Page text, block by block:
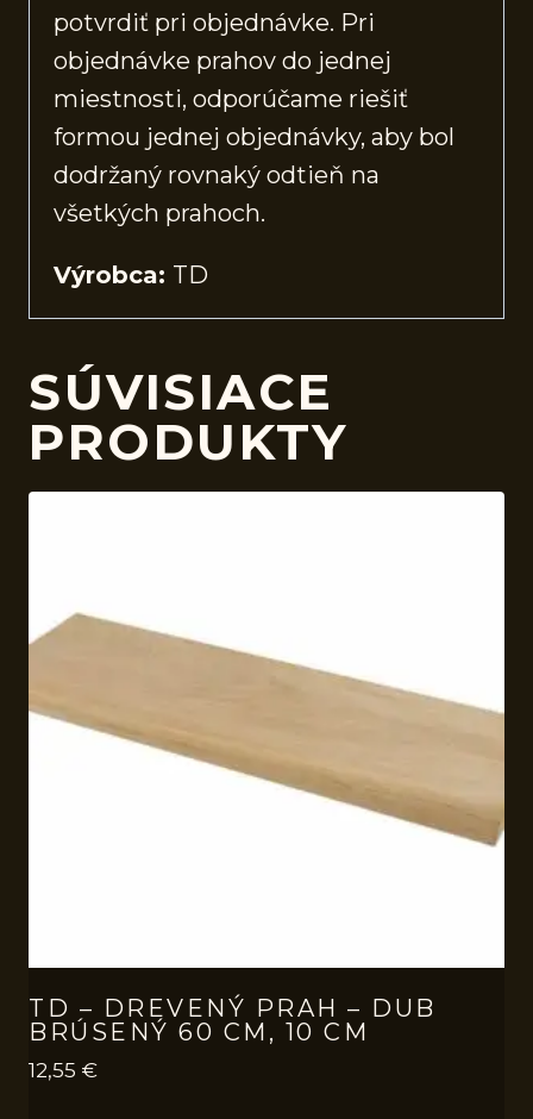
potvrdiť pri objednávke. Pri
objednávke prahov do jednej
miestnosti, odporúčame riešiť
formou jednej objednávky, aby bol
dodržaný rovnaký odtieň na
všetkých prahoch.
Výrobca: TD
SÚVISIACE
PRODUKTY
TD – DREVENÝ PRAH – DUB
BRÚSENÝ 60 CM, 10 CM
12,55 €